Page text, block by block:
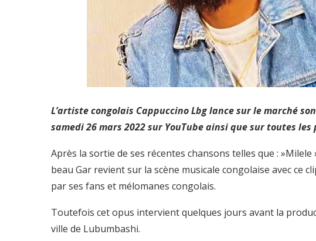
L’artiste congolais Cappuccino Lbg lance sur le marché
samedi 26 mars 2022 sur YouTube ainsi que sur toutes
Après la sortie de ses récentes chansons telles que :
beau Gar revient sur la scène musicale congolaise avec ce
par ses fans et mélomanes congolais.
Toutefois cet opus intervient quelques jours avant la
ville de Lubumbashi.